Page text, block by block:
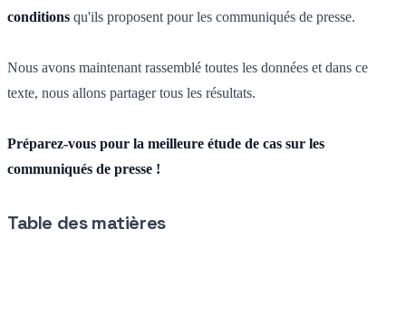
conditions qu'ils proposent pour les communiqués de presse.
Nous avons maintenant rassemblé toutes les données et dans ce
texte, nous allons partager tous les résultats.
Préparez-vous pour la meilleure étude de cas sur les
communiqués de presse !
Table des matières